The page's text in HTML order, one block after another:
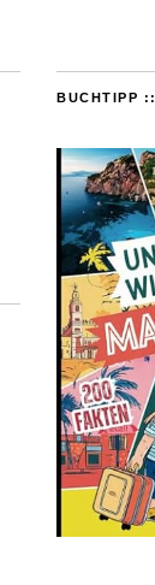
BUCHTIPP ::